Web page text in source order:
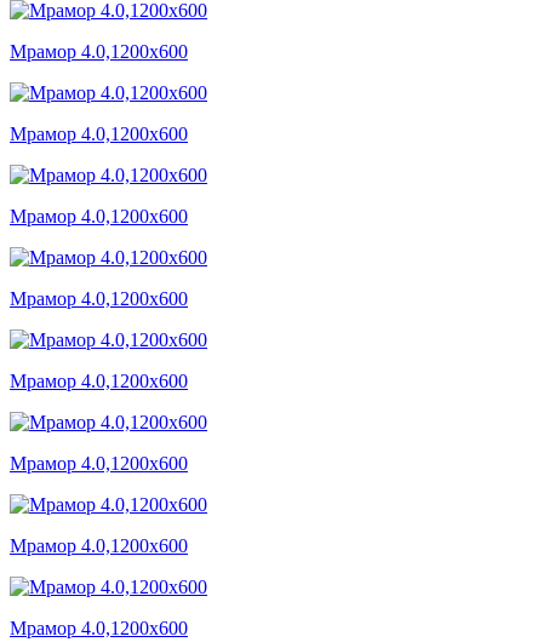
Мрамор 4.0,1200x600
Мрамор 4.0,1200x600
Мрамор 4.0,1200x600
Мрамор 4.0,1200x600
Мрамор 4.0,1200x600
Мрамор 4.0,1200x600
Мрамор 4.0,1200x600
Мрамор 4.0,1200x600